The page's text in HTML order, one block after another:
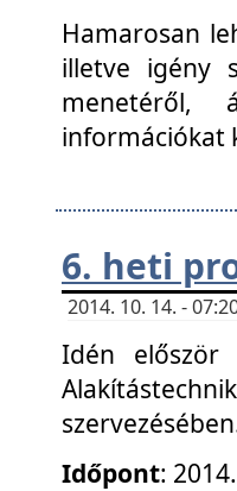
Hamarosan
illetve igény
menetéről,
információkat
6. heti
2014. 10. 14. -
Idén
Időpont: